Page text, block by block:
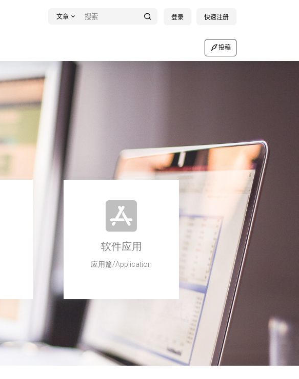
文章 登录 快速注册
投稿
软件应用
应用篇/Application